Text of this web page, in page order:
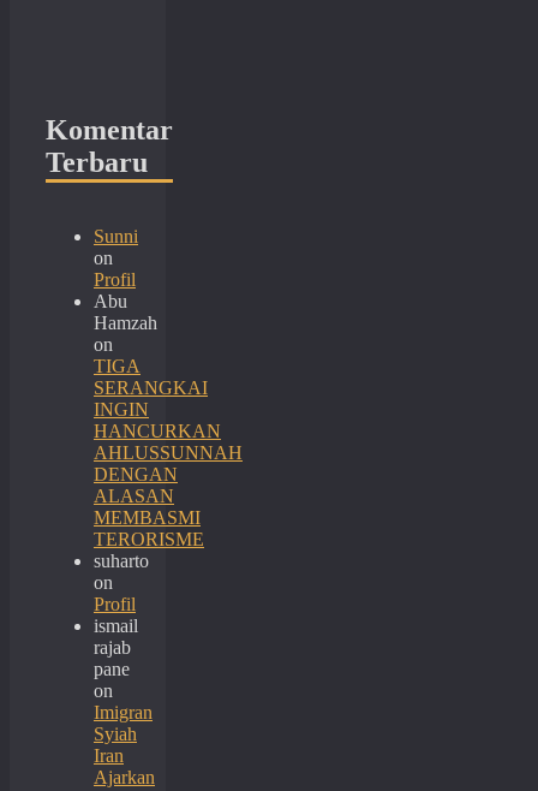
Komentar
Terbaru
Sunni
on
Profil
Abu
Hamzah
on
TIGA
SERANGKAI
INGIN
HANCURKAN
AHLUSSUNNAH
DENGAN
ALASAN
MEMBASMI
TERORISME
suharto
on
Profil
ismail
rajab
pane
on
Imigran
Syiah
Iran
Ajarkan